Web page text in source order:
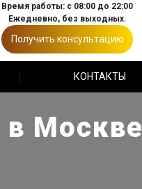
Время работы: с 08:00 до 22:00
Ежедневно, без выходных.
Получить консультацию
КОНТАКТЫ
в Москве